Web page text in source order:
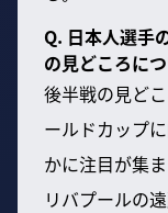
Q. 日本人選手
の見どころに
後半戦の見ど
ールドカップ
かに注目が集ま
リバプールの